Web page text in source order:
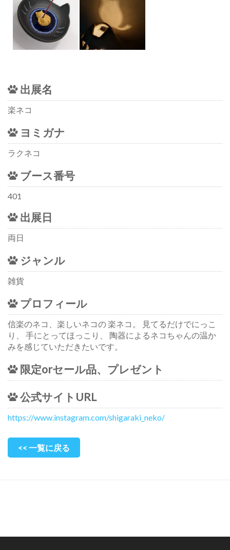
出展名
楽ネコ
ヨミガナ
ラクネコ
ブース番号
401
出展日
両日
ジャンル
雑貨
プロフィール
信楽のネコ、楽しいネコの 楽ネコ。 見てるだけでにっこ
り、 手にとってほっこり、 陶器によるネコちゃんの温か
みを感じていただきたいです。
限定orセール品、プレゼント
公式サイトURL
https://www.instagram.com/shigaraki_neko/
<< 一覧に戻る